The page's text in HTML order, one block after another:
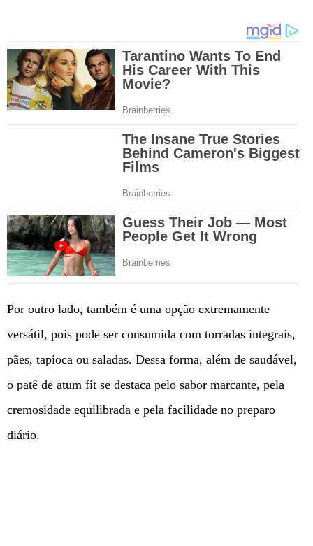
Por outro lado, também é uma opção extremamente
versátil, pois pode ser consumida com torradas integrais,
pães, tapioca ou saladas. Dessa forma, além de saudável,
o patê de atum fit se destaca pelo sabor marcante, pela
cremosidade equilibrada e pela facilidade no preparo
diário.